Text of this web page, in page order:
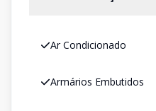
Ar Condicionado
Armários Embutidos